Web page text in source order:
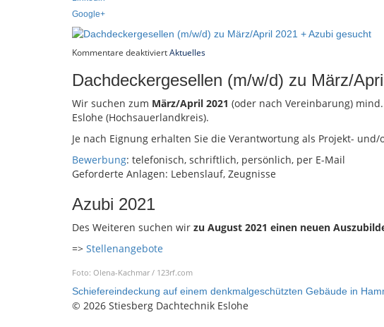
Google+
Kommentare deaktiviertfür
zu
März/April
2021
+
Azubi
gesucht
Aktuelles
Dachdeckergesellen (m/w/d) zu März/
Wir suchen zum März/April 2021 (oder nach Vereinbarung)
Eslohe (Hochsauerlandkreis).
Je nach Eignung erhalten Sie die Verantwortung als Projekt-
Bewerbung: telefonisch, schriftlich, persönlich, per E-Mail
Geforderte Anlagen: Lebenslauf, Zeugnisse
Azubi 2021
Des Weiteren suchen wir zu August 2021 einen neuen
=> Stellenangebote
Foto: Olena-Kachmar / 123rf.com
Schiefereindeckung auf einem denkmalgeschützten Gebäude in
© 2026 Stiesberg Dachtechnik Eslohe